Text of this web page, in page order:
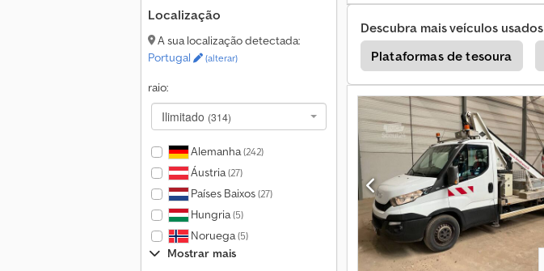
Localização
A sua localização detectada:
Portugal
(alterar)
raio:
Ilimitado (314)
Alemanha(242)
Áustria(27)
Países Baixos(27)
Hungria(5)
Noruega(5)
Mostrar mais
Descubra mais veículos usados
Plataformas de tesoura
Iveco Plataforma De Trabalho